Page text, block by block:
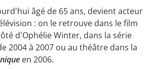
âgé de 65 ans, devient acteur
: on le retrouve dans le film
d'Ophélie Winter, dans la série
2004 à 2007 ou au théâtre dans la
en 2006.